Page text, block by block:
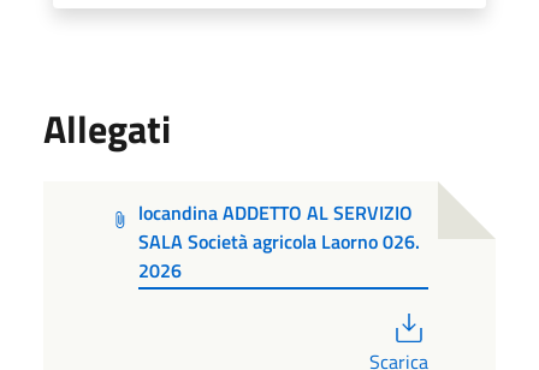
Allegati
locandina ADDETTO AL SERVIZIO
SALA Società agricola Laorno 026.
2026
Scarica